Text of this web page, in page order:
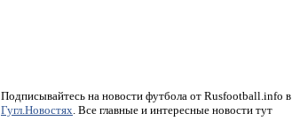
Подписывайтесь на новости футбола от Rusfootball.info в
Гугл.Новостях . Все главные и интересные новости тут